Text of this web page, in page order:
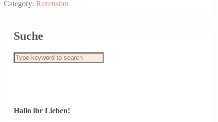
Category: Rezension
Suche
Hallo ihr Lieben!